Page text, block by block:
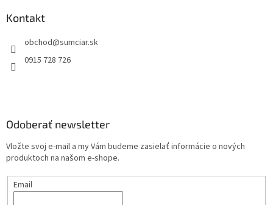
Kontakt
obchod@sumciar.sk
0915 728 726
Odoberať newsletter
Vložte svoj e-mail a my Vám budeme zasielať informácie o nových
produktoch na našom e-shope.
Email